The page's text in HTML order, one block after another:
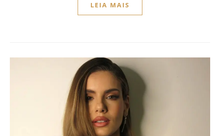
LEIA MAIS